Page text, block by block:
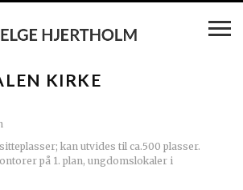
KIRKE
kan utvides til ca.500 plasser.
på 1. plan, ungdomslokaler i